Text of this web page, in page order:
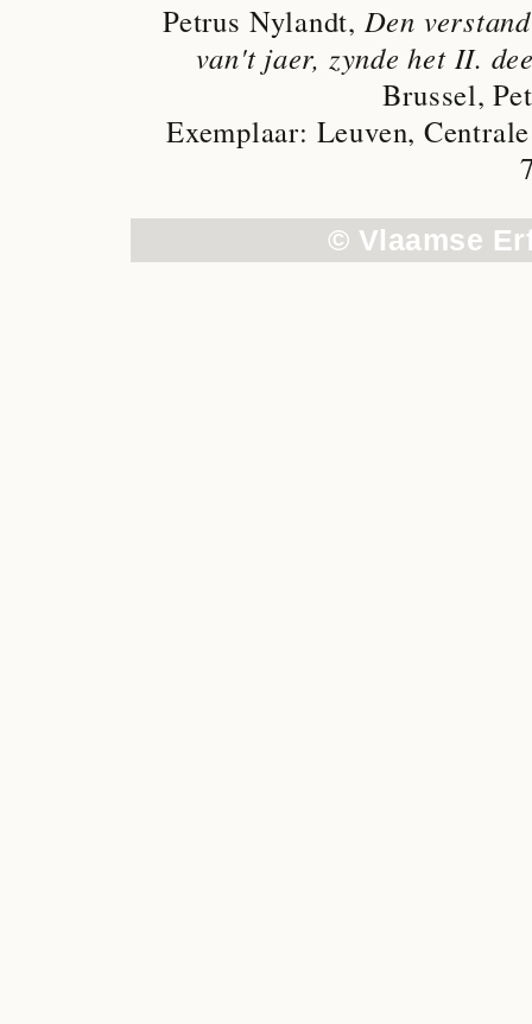
Petrus Nylandt, Den
van't jaer, zynde het II.
Brussel,
Exemplaar: Leuven,
© Vlaamse